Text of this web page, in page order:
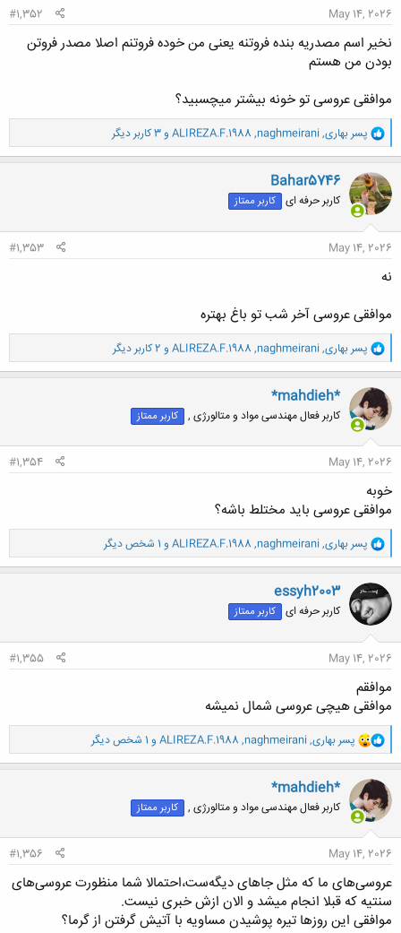
May 14, 2026
#1,352
نخیر اسم مصدریه بنده فروتنه یعنی من خوده فروتنم اصلا مصدر فروتن
بودن من هستم
موافقی عروسی تو خونه بیشتر میچسبید؟
و
ا
ک
ن
ش
ه
ا
پسر بهاری,
naghmeirani
,
ALIREZA.F.1988 و 3 کاربر دیگر
Bahar5746
کاربر حرفه ای کاربر ممتاز
May 14, 2026
#1,353
نه
موافقی عروسی آخر شب تو باغ بهتره
و
ا
ک
ن
ش
ه
ا
پسر بهاری,
naghmeirani
,
ALIREZA.F.1988 و 2 کاربر دیگر
*mahdieh*
کاربر فعال مهندسی مواد و متالورژی , کاربر ممتاز
May 14, 2026
#1,354
خوبه
موافقی عروسی باید مختلط باشه؟
و
ا
ک
ن
ش
ه
ا
پسر بهاری,
naghmeirani
,
ALIREZA.F.1988 و 1 شخص دیگر
essyh2003
کاربر حرفه ای کاربر ممتاز
May 14, 2026
#1,355
موافقم
موافقی هیچی عروسی شمال نمیشه
و
ا
ک
ش
ه
ا
:
پسر بهاری,
naghmeirani
,
ALIREZA.F.1988 و 1 شخص دیگر
*mahdieh*
کاربر فعال مهندسی مواد و متالورژی , کاربر ممتاز
May 14, 2026
#1,356
عروسی‌های ما که مثل جاهای دیگه‌ست،احتمالا شما منظورت عروسی‌های
سنتیه که قبلا انجام میشد و الان ازش خبری نیست.
موافقی این روزها تیره پوشیدن مساویه با آتیش گرفتن از گرما؟